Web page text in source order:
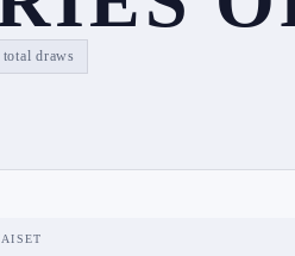
total draws